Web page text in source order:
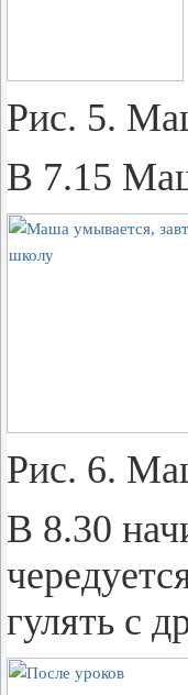
Рис. 5.
В 7.15
Рис. 6.
В 8.30
гу­лять с